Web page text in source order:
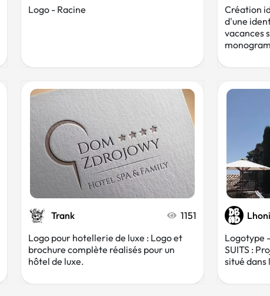
Logo - Racine
Création
d'une
vacances
Trank
1151
Logo pour hotellerie de luxe : Logo et
brochure complète réalisés pour un
hôtel de luxe.
Logotype -
SUITS :
situé dans